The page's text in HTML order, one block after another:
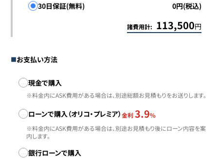
30日保証(無料)
0円(税込)
諸費用計: 113,500円
お支払い方法
お支払い方法
現金で購入
※料金内にASK費用がある場合は、別途総額お見積もりをお送りします。
ローンで購入（オリコ・プレミア）金利 3.9%
※料金内にASK費用がある場合は、別途お見積もり後にローン内容を案
内します。
銀行ローンで購入